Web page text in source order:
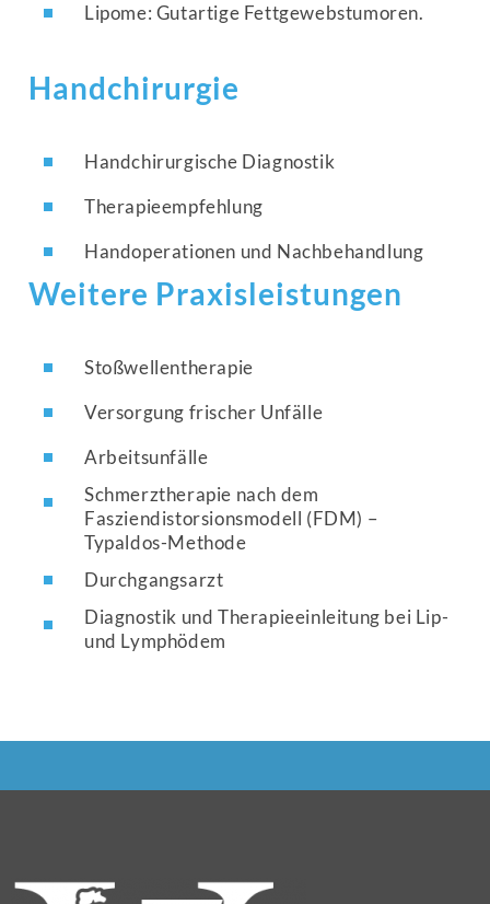
Lipome: Gutartige Fettgewebstumoren.
Handchirurgie
Handchirurgische Diagnostik
Therapieempfehlung
Handoperationen und Nachbehandlung
Weitere Praxisleistungen
Stoßwellentherapie
Versorgung frischer Unfälle
Arbeitsunfälle
Schmerztherapie nach dem
Fasziendistorsionsmodell (FDM) –
Typaldos-Methode
Durchgangsarzt
Diagnostik und Therapieeinleitung bei Lip-
und Lymphödem